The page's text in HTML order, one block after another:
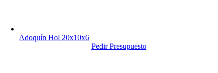
Adoquín Hol 20x10x6
Pedir Presupuesto